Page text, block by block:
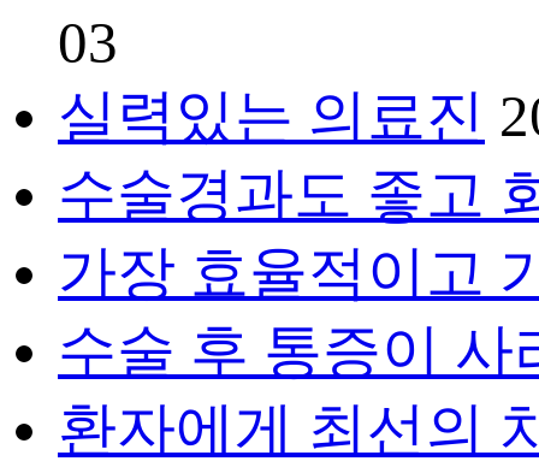
03
실력있는 의료진
수술경과도 좋고
가장 효율적이고
수술 후 통증이 사
환자에게 최선의